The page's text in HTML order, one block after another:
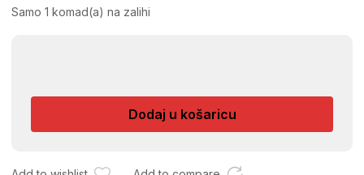
Samo 1 komad(a) na zalihi
STOPI
količina
Dodaj u košaricu